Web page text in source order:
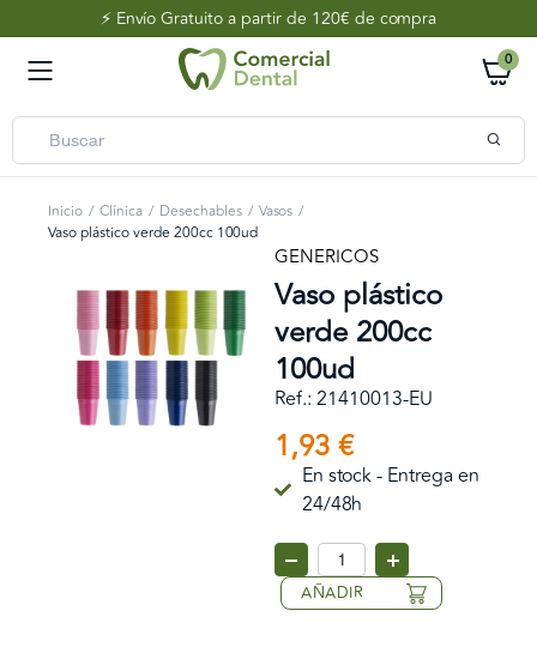
⚡️ Envío Gratuito a partir de 120€ de compra
0
Inicio Clínica Desechables
Vasos
Vaso plástico verde 200cc 100ud
GENERICOS
Vaso plástico
verde 200cc
100ud
Ref.: 21410013-EU
1,93€
En stock - Entrega en
24/48h
AÑADIR